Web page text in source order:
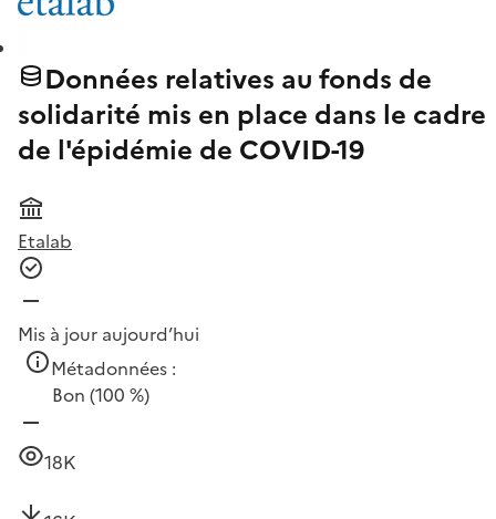
Données relatives au fonds de
solidarité mis en place dans le cadre
de l'épidémie de COVID-19
Etalab
Mis à jour aujourd’hui
Métadonnées :
Bon (100 %)
18K